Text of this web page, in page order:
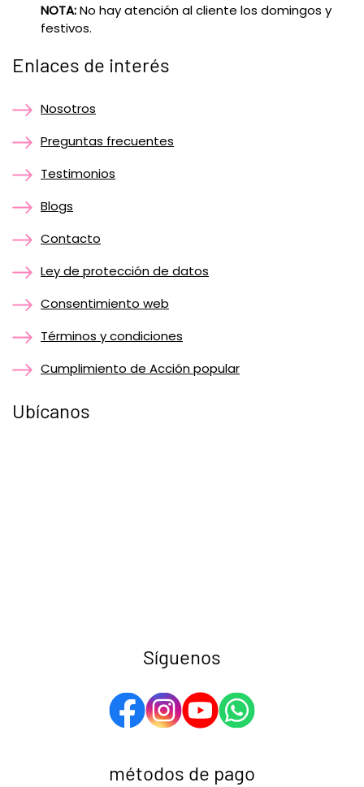
NOTA:No hay atención al cliente los domingos y
festivos.
Enlaces de interés
Nosotros
Preguntas frecuentes
Testimonios
Blogs
Contacto
Ley de protección de datos
Consentimiento web
Términos y condiciones
Cumplimiento de Acción popular
Ubícanos
Síguenos
métodos de pago